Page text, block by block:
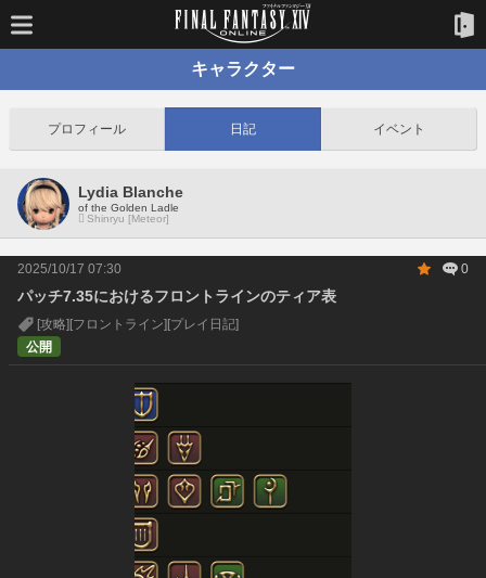
キャラクター
プロフィール 日記 イベント
Lydia Blanche
of the Golden Ladle
Shinryu [Meteor]
2025/10/17 07:30 0
パッチ7.35におけるフロントラインのティア表
[攻略] [フロントライン] [プレイ日記]
公開